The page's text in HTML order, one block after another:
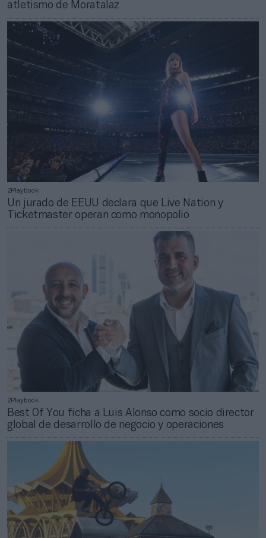
atletismo de Moratalaz
2Playbook
Un jurado de EEUU declara que Live Nation y
Ticketmaster operan como monopolio
2Playbook
Best Of You ficha a Luis Alonso como socio director
global de desarrollo de negocio y operaciones